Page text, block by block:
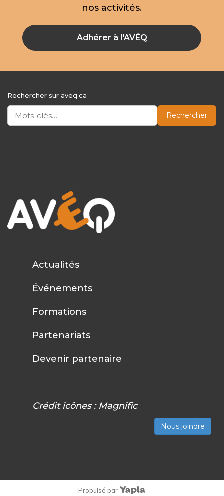
nos activités.
Adhérer à l'AVÉQ
Rechercher sur aveq.ca
Rechercher
Actualités
Événements
Formations
Partenariats
Devenir partenaire
Crédit icônes : Magnific
Nous joindre
Propulsé par